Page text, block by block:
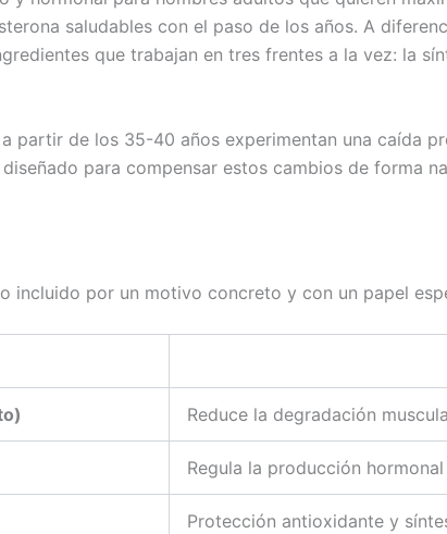
saludables con el paso de los años. A
que trabajan en tres frentes a la vez: la
partir de los 35-40 años experimentan una caída
para compensar estos cambios de forma
incluido por un motivo concreto y con un papel
Reduce la degradación
Regula la producción
Protección antioxidante y